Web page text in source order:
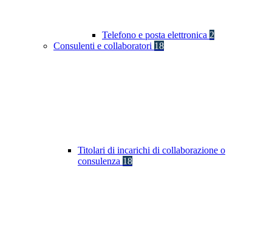
Telefono e posta elettronica 2
Consulenti e collaboratori 18
Titolari di incarichi di collaborazione o
consulenza 18